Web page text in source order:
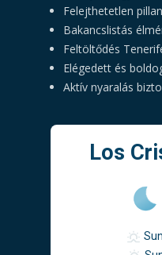
Felejthetetlen
Bakancslistás
Feltöltődés
Elégedett és
Aktív nyaralás
Los